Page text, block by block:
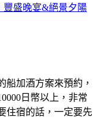
豐盛晚宴&絕景夕陽
船加酒方案來預約，
日幣以上，非常
住宿的話，一定要先